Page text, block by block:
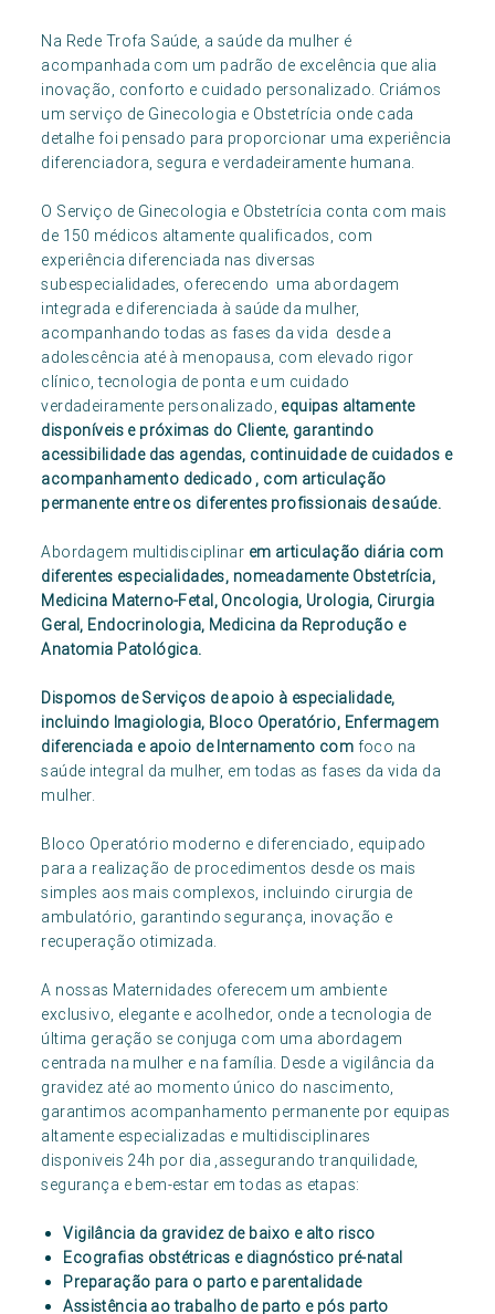
Na Rede Trofa Saúde, a saúde da mulher é
acompanhada com um padrão de excelência que alia
inovação, conforto e cuidado personalizado. Criámos
um serviço de Ginecologia e Obstetrícia onde cada
detalhe foi pensado para proporcionar uma experiência
diferenciadora, segura e verdadeiramente humana.
O Serviço de Ginecologia e Obstetrícia conta com mais
de 150 médicos altamente qualificados, com
experiência diferenciada nas diversas
subespecialidades, oferecendo uma abordagem
integrada e diferenciada à saúde da mulher,
acompanhando todas as fases da vida desde a
adolescência até à menopausa, com elevado rigor
clínico, tecnologia de ponta e um cuidado
verdadeiramente personalizado, equipas altamente
disponíveis e próximas do Cliente, garantindo
acessibilidade das agendas, continuidade de cuidados e
acompanhamento dedicado , com articulação
permanente entre os diferentes profissionais de saúde.
Abordagem multidisciplinar em articulação diária com
diferentes especialidades, nomeadamente Obstetrícia,
Medicina Materno-Fetal, Oncologia, Urologia, Cirurgia
Geral, Endocrinologia, Medicina da Reprodução e
Anatomia Patológica.
Dispomos de Serviços de apoio à especialidade,
incluindo Imagiologia, Bloco Operatório, Enfermagem
diferenciada e apoio de Internamento com foco na
saúde integral da mulher, em todas as fases da vida da
mulher.
Bloco Operatório moderno e diferenciado, equipado
para a realização de procedimentos desde os mais
simples aos mais complexos, incluindo cirurgia de
ambulatório, garantindo segurança, inovação e
recuperação otimizada.
A nossas Maternidades oferecem um ambiente
exclusivo, elegante e acolhedor, onde a tecnologia de
última geração se conjuga com uma abordagem
centrada na mulher e na família. Desde a vigilância da
gravidez até ao momento único do nascimento,
garantimos acompanhamento permanente por equipas
altamente especializadas e multidisciplinares
disponiveis 24h por dia ,assegurando tranquilidade,
segurança e bem-estar em todas as etapas:
Vigilância da gravidez de baixo e alto risco
Ecografias obstétricas e diagnóstico pré-natal
Preparação para o parto e parentalidade
Assistência ao trabalho de parto e pós parto